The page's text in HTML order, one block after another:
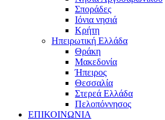
Σποράδες
Ιόνια νησιά
Κρήτη
Ηπειρωτική Ελλάδα
Θράκη
Μακεδονία
Ήπειρος
Θεσσαλία
Στερεά Ελλάδα
Πελοπόννησος
ΕΠΙΚΟΙΝΩΝΙΑ